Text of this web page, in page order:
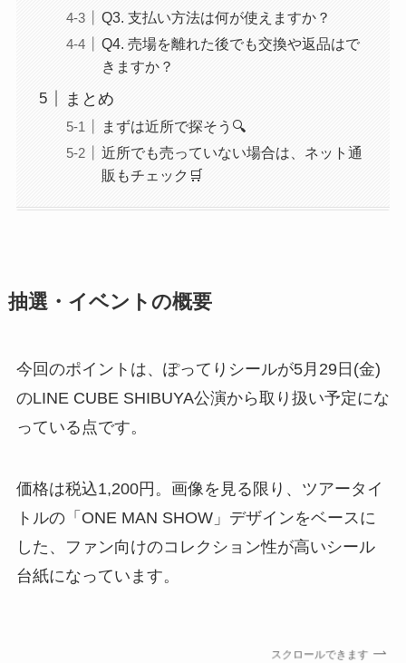
Q3. 支払い方法は何が使えますか？
Q4. 売場を離れた後でも交換や返品はで
きますか？
まとめ
まずは近所で探そう🔍
近所でも売っていない場合は、ネット通
販もチェック🛒
抽選・イベントの概要
今回のポイントは、ぽってりシールが5月29日(金)
のLINE CUBE SHIBUYA公演から取り扱い予定にな
っている点です。
価格は税込1,200円。画像を見る限り、ツアータイ
トルの「ONE MAN SHOW」デザインをベースに
した、ファン向けのコレクション性が高いシール
台紙になっています。
スクロールできます